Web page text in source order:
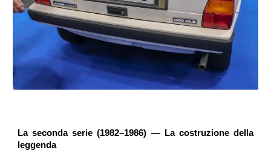
La seconda serie (1982–1986) — La costruzione della
leggenda